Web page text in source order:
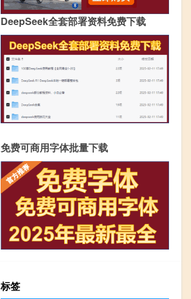
DeepSeek全套部署资料免费下载
免费可商用字体批量下载
标签